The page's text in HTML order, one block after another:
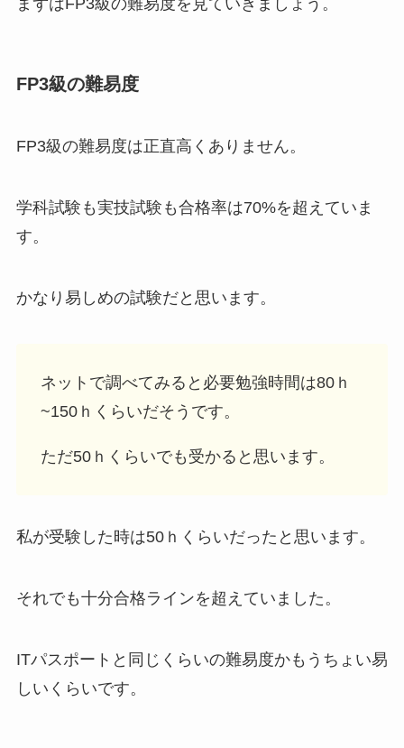
まずはFP3級の難易度を見ていきましょう。
FP3級の難易度
FP3級の難易度は正直高くありません。
学科試験も実技試験も合格率は70%を超えていま
す。
かなり易しめの試験だと思います。
ネットで調べてみると 必要勉強時間は80ｈ
~150ｈ くらいだそうです。
ただ50ｈくらいでも受かると思います。
私が受験した時は50ｈくらいだったと思います。
それでも十分合格ラインを超えていました。
ITパスポートと同じくらいの難易度かもうちょい易
しいくらいです。